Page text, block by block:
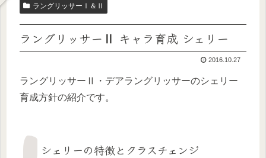
ラングリッサーⅠ＆Ⅱ
ラングリッサーⅡ キャラ育成 シェリー
2016.10.27
ラングリッサーⅡ・デアラングリッサーのシェリー
育成方針の紹介です。
シェリーの特徴とクラスチェンジ